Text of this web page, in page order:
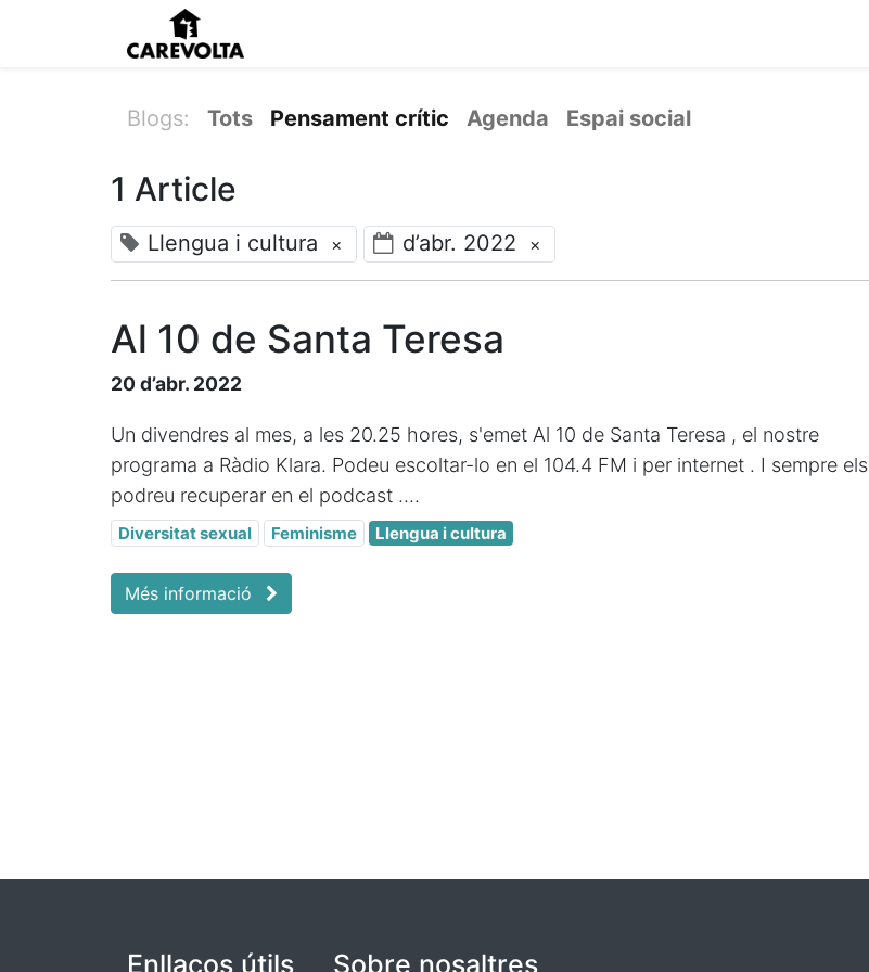
Blogs: Tots Pensament crític Agenda Espai social
1 Article
Llengua i cultura × d’abr. 2022 ×
Al 10 de Santa Teresa
20 d’abr. 2022
Un divendres al mes, a les 20.25 hores, s'emet Al 10 de Santa Teresa , el nostre
programa a Ràdio Klara. Podeu escoltar-lo en el 104.4 FM i per internet . I sempre els
podreu recuperar en el podcast ....
Diversitat sexual Feminisme Llengua i cultura
Més informació
Enllaços útils Sobre nosaltres